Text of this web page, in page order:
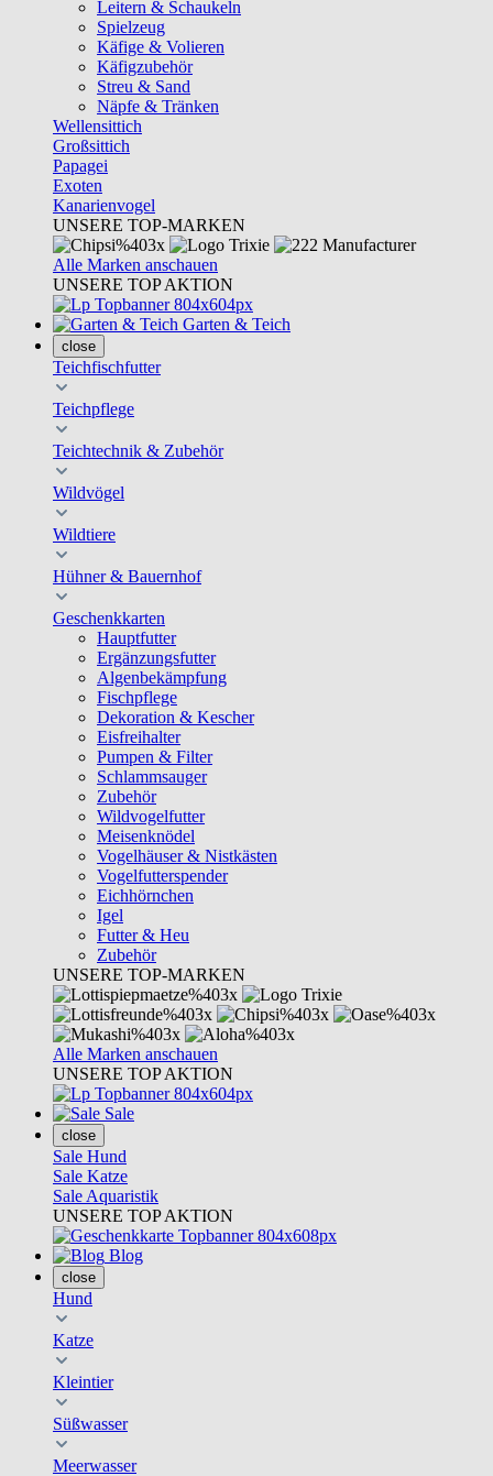
Leitern & Schaukeln
Spielzeug
Käfige & Volieren
Käfigzubehör
Streu & Sand
Näpfe & Tränken
Wellensittich
Großsittich
Papagei
Exoten
Kanarienvogel
UNSERE TOP-MARKEN
Alle Marken anschauen
UNSERE TOP AKTION
Garten & Teich
close
Teichfischfutter
Teichpflege
Teichtechnik & Zubehör
Wildvögel
Wildtiere
Hühner & Bauernhof
Geschenkkarten
Hauptfutter
Ergänzungsfutter
Algenbekämpfung
Fischpflege
Dekoration & Kescher
Eisfreihalter
Pumpen & Filter
Schlammsauger
Zubehör
Wildvogelfutter
Meisenknödel
Vogelhäuser & Nistkästen
Vogelfutterspender
Eichhörnchen
Igel
Futter & Heu
Zubehör
UNSERE TOP-MARKEN
Alle Marken anschauen
UNSERE TOP AKTION
Sale
close
Sale Hund
Sale Katze
Sale Aquaristik
UNSERE TOP AKTION
Blog
close
Hund
Katze
Kleintier
Süßwasser
Meerwasser